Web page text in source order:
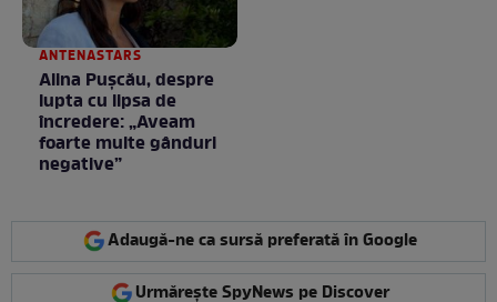
ANTENASTARS
Alina Pușcău, despre
lupta cu lipsa de
încredere: „Aveam
foarte multe gânduri
negative”
Adaugă-ne ca sursă preferată în Google
Urmărește SpyNews pe Discover